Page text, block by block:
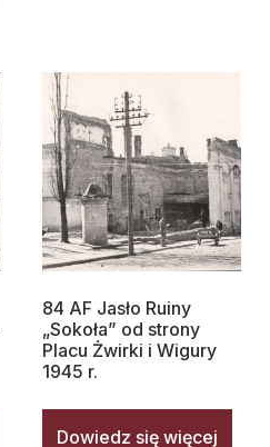
84 AF Jasło Ruiny
„Sokoła” od strony
Placu Żwirki i Wigury
1945 r.
Dowiedz się więcej